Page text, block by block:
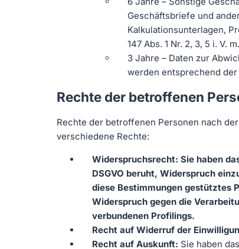
Geschäftsbriefe und
Kalkulationsunterlagen,
147 Abs. 1 Nr. 2, 3, 5 i. V.
3 Jahre – Daten zur
werden entsprechend
Rechte der betroffenen
Rechte der betroffenen Personen nach der
verschiedene Rechte:
Widerspruchsrecht: Sie haben
DSGVO beruht, Widerspruch
diese Bestimmungen gestütztes
Widerspruch gegen die
verbundenen Profilings.
Recht auf Widerruf der
Recht auf Auskunft: Sie haben